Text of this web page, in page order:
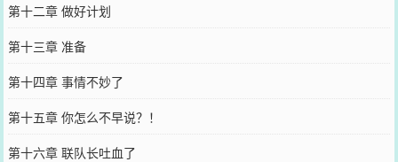
第十二章 做好计划
第十三章 准备
第十四章 事情不妙了
第十五章 你怎么不早说？！
第十六章 联队长吐血了